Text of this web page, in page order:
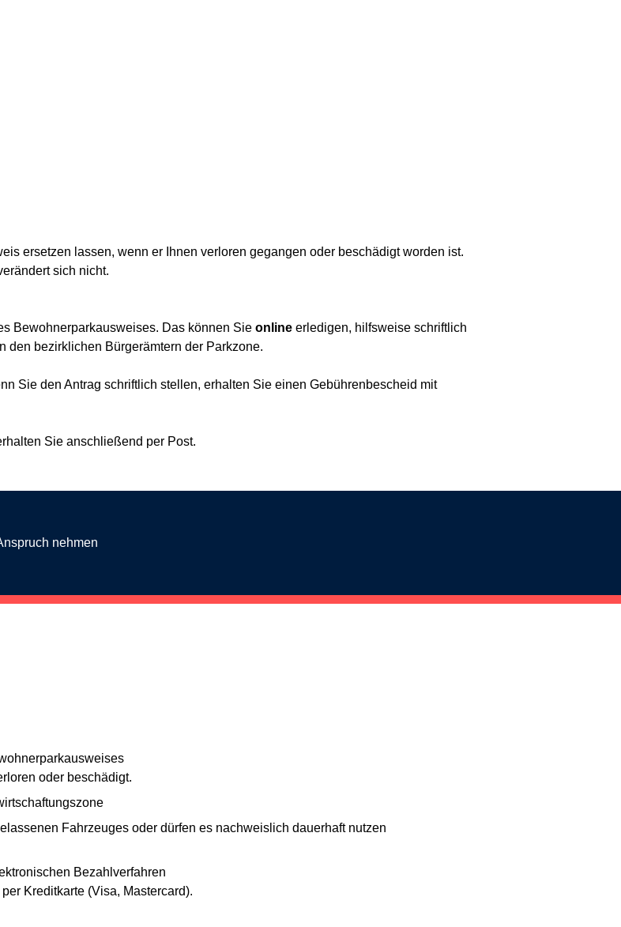
ersetzen lassen, wenn er Ihnen verloren gegangen oder beschädigt worden ist.
sich nicht.
Bewohnerparkausweises. Das können Sie online erledigen, hilfsweise schriftlich
den bezirklichen Bürgerämtern der Parkzone.
Sie den Antrag schriftlich stellen, erhalten Sie einen Gebührenbescheid mit
Sie anschließend per Post.
nehmen
oder beschädigt.
Fahrzeuges oder dürfen es nachweislich dauerhaft nutzen
Bezahlverfahren
Kreditkarte (Visa, Mastercard).